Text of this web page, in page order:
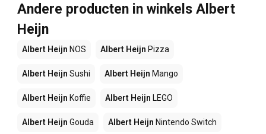
Andere producten in winkels Albert
Heijn
Albert Heijn NOS Albert Heijn Pizza
Albert Heijn Sushi Albert Heijn Mango
Albert Heijn Koffie Albert Heijn LEGO
Albert Heijn Gouda Albert Heijn Nintendo Switch